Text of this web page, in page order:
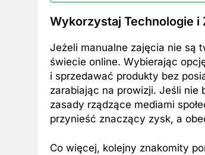
Wykorzystaj Technologie i
Jeżeli manualne zajęcia nie są
świecie online. Wybierając
i sprzedawać produkty bez
zarabiając na prowizji. Jeśli nie
zasady rządzące mediami
przynieść znaczący zysk, a
Co więcej, kolejny znakomity